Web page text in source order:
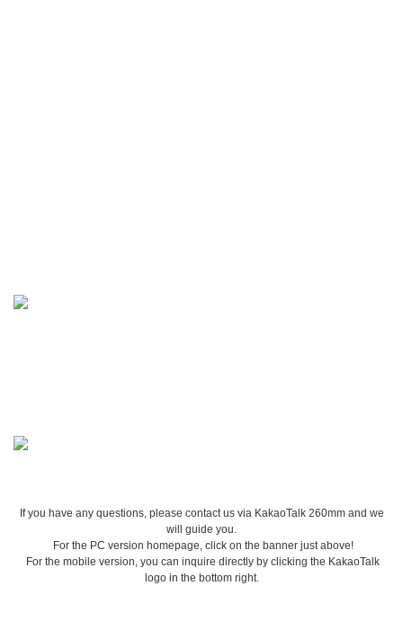
If you have any questions, please contact us via KakaoTalk 260mm and we
will guide you.
For the PC version homepage, click on the banner just above!
For the mobile version, you can inquire directly by clicking the KakaoTalk
logo in the bottom right.